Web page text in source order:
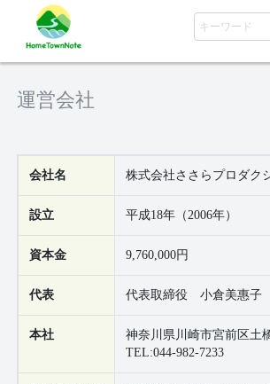
運営会社
会社名 株式会社ささらプロダク
設立 平成18年（2006年）
資本金 9,760,000円
代表 代表取締役 小倉美惠子
本社
神奈川県川崎市宮前区土
TEL:044-982-7233